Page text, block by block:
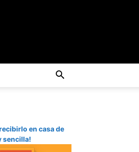
en casa de
sencilla!